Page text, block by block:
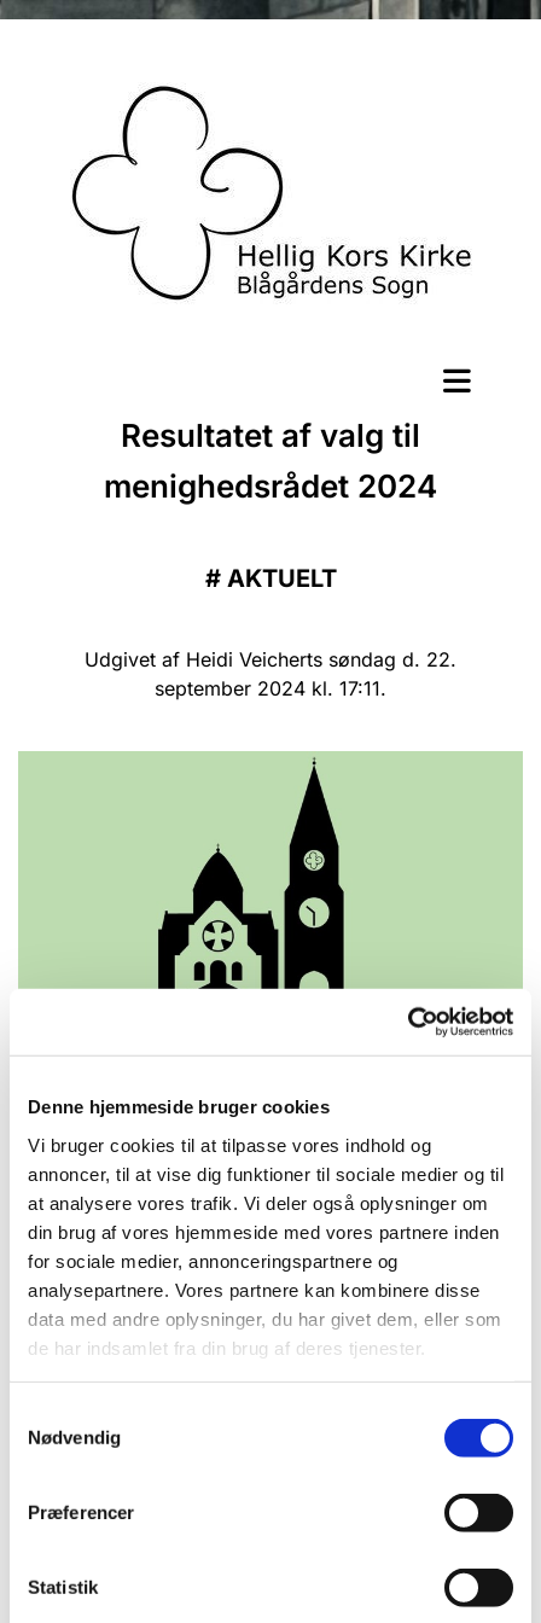
Denne hjemmeside bruger cookies
Vi bruger cookies til at tilpasse vores indhold og
annoncer, til at vise dig funktioner til sociale medier og til
at analysere vores trafik. Vi deler også oplysninger om
din brug af vores hjemmeside med vores partnere inden
for sociale medier, annonceringspartnere og
analysepartnere. Vores partnere kan kombinere disse
data med andre oplysninger, du har givet dem, eller som
de har indsamlet fra din brug af deres tjenester.
Nødvendig
Præferencer
Statistik
Resultatet af valg til
menighedsrådet 2024
# AKTUELT
Udgivet af Heidi Veicherts søndag d. 22.
september 2024 kl. 17:11.
© hv
Resultatet af valg til menighedsrådet 2024
Tirsdag den 17. september blev der afholdt menigh
edsrådsvalg i Blågårdens Sogn.
Vi er meget glade for den store interesse og det fl
otte fremmøde fra alle, der deltog i valget.
Afstemningen blev afholdt i overensstemmelse
med gældende regler for
menighedsrådsvalg, og det er nu med glæde, at vi
kanpræsentere de 9 nyvalgte medlemmer af
Mads Frederik Erichsen
Kristine Kaaber Pors